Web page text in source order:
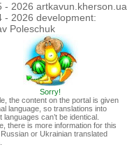
- 2026 artkavun.kherson.ua
- 2026 development:
Poleschuk
Sorry!
the content on the portal is given
language, so translations into
languages can’t be identical.
there is more information for this
or Ukrainian translated